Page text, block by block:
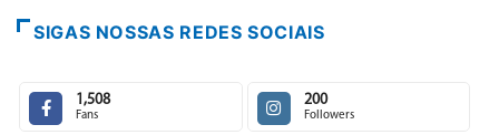
SIGAS NOSSAS REDES SOCIAIS
1,508
Fans
200
Followers